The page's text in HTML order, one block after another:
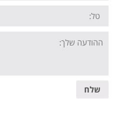
Tel:
Your
message:
שלח